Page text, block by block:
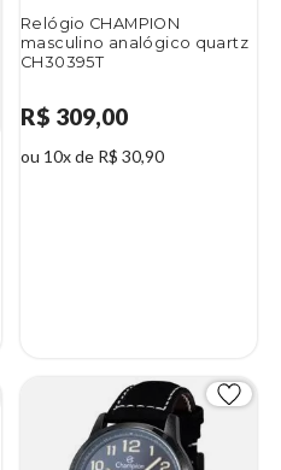
Relógio CHAMPION
masculino analógico quartz
CH30395T
R$ 309,00
ou 10x de R$ 30,90